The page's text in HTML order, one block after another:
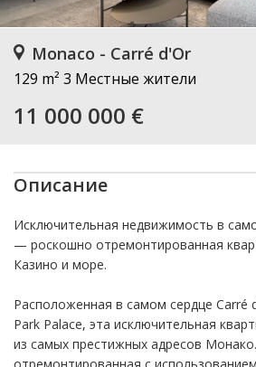
Monaco - Carré d'Or
129 m² 3 Местные жители
11 000 000 €
Описание
Исключительная недвижимость в
— роскошно отремонтированная
Казино и море.
Расположенная в самом сердце Carré
Park Palace, эта исключительная
из самых престижных адресов